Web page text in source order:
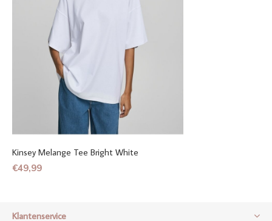
Kinsey Melange Tee Bright White
€49,99
Klantenservice